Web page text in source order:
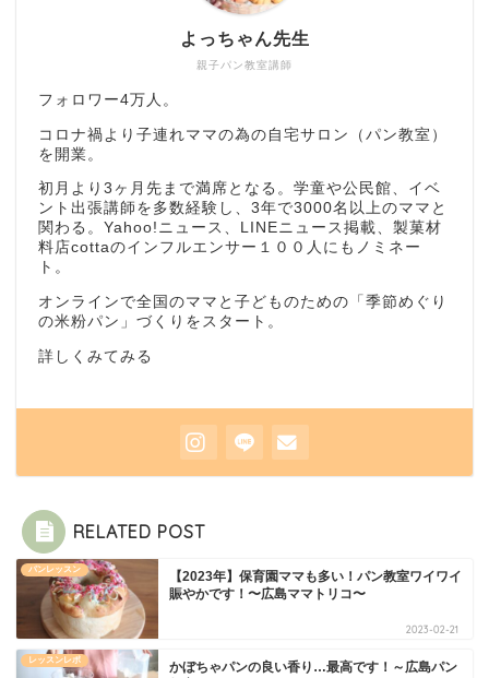
親子パン教室講師
よっちゃん先生
フォロワー4万人。
コロナ禍より子連れママの為の自宅サロン（パン教室）
を開業。
初月より3ヶ月先まで満席となる。学童や公民館、イベ
ント出張講師を多数経験し、3年で3000名以上のママと
関わる。Yahoo!ニュース、LINEニュース掲載、製菓材
料店cottaのインフルエンサー１００人にもノミネー
ト。
オンラインで全国のママと子どものための「季節めぐり
の米粉パン」づくりをスタート。
詳しくみてみる
RELATED POST
パンレッスン
【2023年】保育園ママも多い！パン教室ワイワイ
賑やかです！〜広島ママトリコ〜
2023-02-21
レッスンレポ
かぼちゃパンの良い香り…最高です！～広島パン